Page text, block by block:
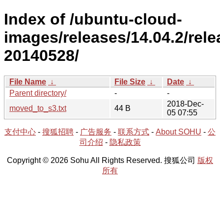
Index of /ubuntu-cloud-
images/releases/14.04.2/
20140528/
File Name ↓ File Size ↓ Date ↓
Parent directory/
-
-
moved_to_s3.txt
44 B
2018-Dec-
05 07:55
支付中心 - 搜狐招聘 - 广告服务 - 联系方式 - About SOHU - 公
司介绍 - 隐私政策
Copyright © 2026 Sohu All Rights Reserved. 搜狐公司 版权
所有